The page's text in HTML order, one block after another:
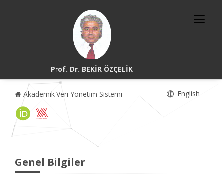
Prof. Dr. BEKİR ÖZÇELİK
Akademik Veri Yönetim Sistemi English
Genel Bilgiler